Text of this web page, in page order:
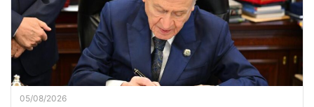
05/08/2026